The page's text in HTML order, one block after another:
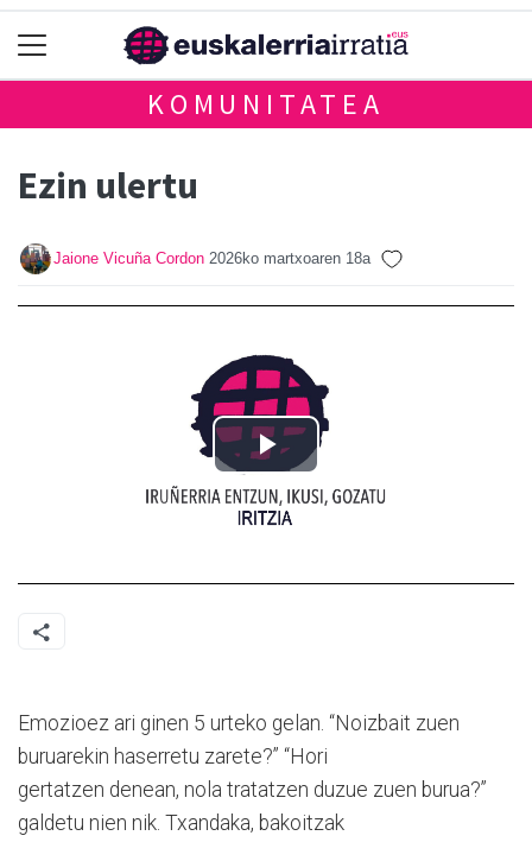
KOMUNITATEA
Ezin ulertu
Jaione Vicuña Cordon 2026ko martxoaren 18a
Emozioez ari ginen 5 urteko gelan. “Noizbait zuen
buruarekin haserretu zarete?” “Hori
gertatzen denean, nola tratatzen duzue zuen burua?”
galdetu nien nik. Txandaka, bakoitzak